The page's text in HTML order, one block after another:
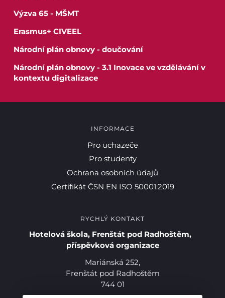
Výzva 65 - MŠMT
Erasmus+ CIVEEL
Národní plán obnovy - doučování
Národní plán obnovy - 3.1 Inovace ve vzdělávání v
kontextu digitalizace
INFORMACE
Pro uchazeče
Pro studenty
Ochrana osobních údajů
Certifikát ČSN EN ISO 50001:2019
RYCHLÝ KONTAKT
Hotelová škola, Frenštát pod Radhoštěm,
příspěvková organizace
Mariánská 252,
Frenštát pod Radhoštěm
744 01